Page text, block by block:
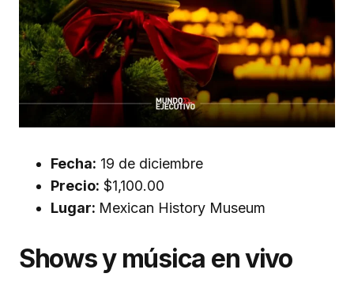
Fecha: 19 de diciembre
Precio: $1,100.00
Lugar: Mexican History Museum
Shows y música en vivo